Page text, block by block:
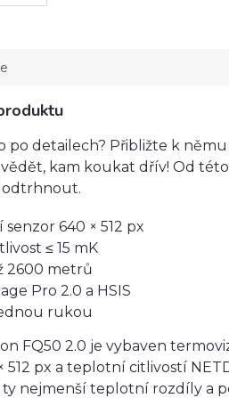
po detailech? Přibližte k
kam koukat dřív! Od
640 × 512 px
≤ 15 mK
2600 metrů
Pro 2.0 a HSIS
rukou
FQ50 2.0 je vybaven
512 px a teplotní citlivostí
nejmenší teplotní rozdíly a